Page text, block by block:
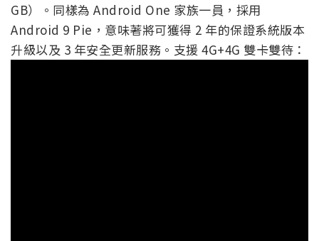
GB）。同樣為 Android One 家族一員，採用
Android 9 Pie，意味著將可獲得 2 年的保證系統版本
升級以及 3 年安全更新服務。支援 4G+4G 雙卡雙待：